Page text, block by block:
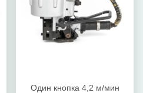
Один кнопка 4,2 м/мин